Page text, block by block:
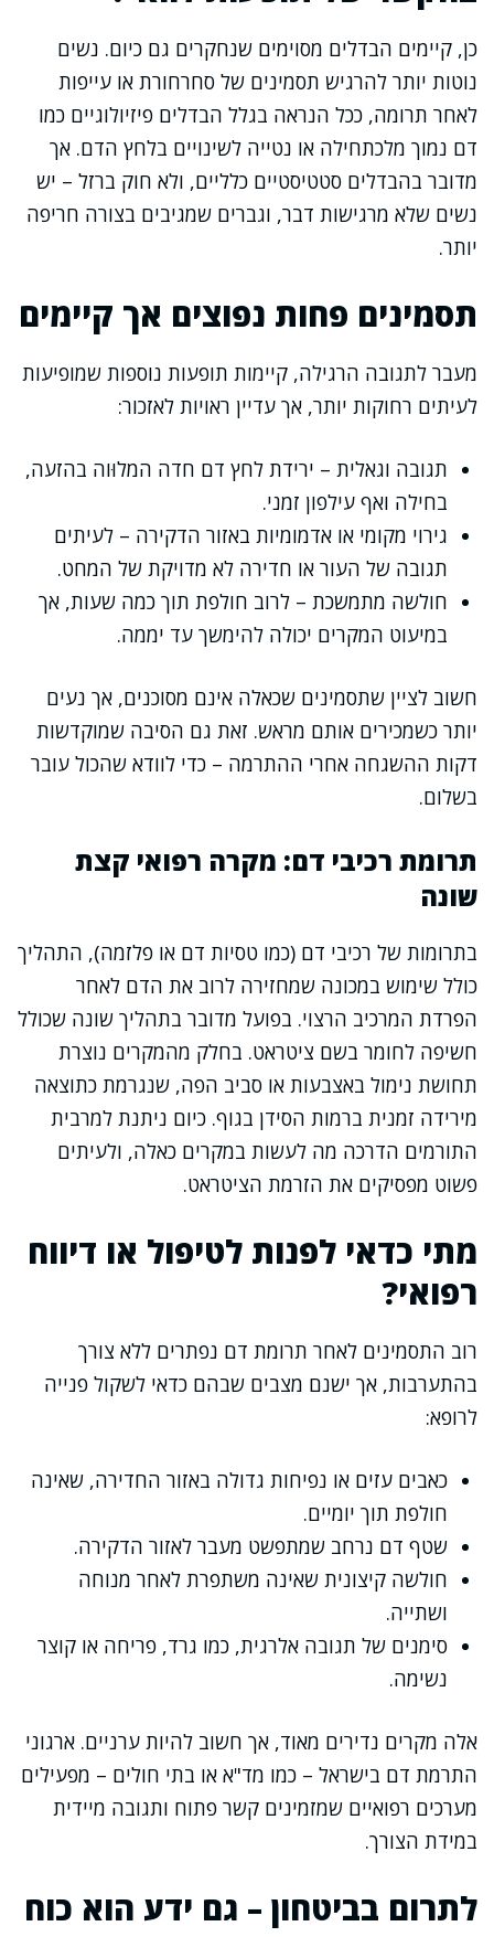
כן, קיימים הבדלים מסוימים שנחקרים גם כיום. נשים
נוטות יותר להרגיש תסמינים של סחרחורת או עייפות
לאחר תרומה, ככל הנראה בגלל הבדלים פיזיולוגיים כמו
דם נמוך מלכתחילה או נטייה לשינויים בלחץ הדם. אך
מדובר בהבדלים סטטיסטיים כלליים, ולא חוק ברזל – יש
נשים שלא מרגישות דבר, וגברים שמגיבים בצורה חריפה
יותר.
תסמינים פחות נפוצים אך קיימים
מעבר לתגובה הרגילה, קיימות תופעות נוספות שמופיעות
לעיתים רחוקות יותר, אך עדיין ראויות לאזכור:
תגובה וגאלית – ירידת לחץ דם חדה המלוּוה בהזעה,
בחילה ואף עילפון זמני.
גירוי מקומי או אדמומיות באזור הדקירה – לעיתים
תגובה של העור או חדירה לא מדויקת של המחט.
חולשה מתמשכת – לרוב חולפת תוך כמה שעות, אך
במיעוט המקרים יכולה להימשך עד יממה.
חשוב לציין שתסמינים שכאלה אינם מסוכנים, אך נעים
יותר כשמכירים אותם מראש. זאת גם הסיבה שמוקדשות
דקות ההשגחה אחרי ההתרמה – כדי לוודא שהכול עובר
בשלום.
תרומת רכיבי דם: מקרה רפואי קצת
שונה
בתרומות של רכיבי דם (כמו טסיות דם או פלזמה), התהליך
כולל שימוש במכונה שמחזירה לרוב את הדם לאחר
הפרדת המרכיב הרצוי. בפועל מדובר בתהליך שונה שכולל
חשיפה לחומר בשם ציטראט. בחלק מהמקרים נוצרת
תחושת נימול באצבעות או סביב הפה, שנגרמת כתוצאה
מירידה זמנית ברמות הסידן בגוף. כיום ניתנת למרבית
התורמים הדרכה מה לעשות במקרים כאלה, ולעיתים
פשוט מפסיקים את הזרמת הציטראט.
מתי כדאי לפנות לטיפול או דיווח
רפואי?
רוב התסמינים לאחר תרומת דם נפתרים ללא צורך
בהתערבות, אך ישנם מצבים שבהם כדאי לשקול פנייה
לרופא:
כאבים עזים או נפיחות גדולה באזור החדירה, שאינה
חולפת תוך יומיים.
שטף דם נרחב שמתפשט מעבר לאזור הדקירה.
חולשה קיצונית שאינה משתפרת לאחר מנוחה
ושתייה.
סימנים של תגובה אלרגית, כמו גרד, פריחה או קוצר
נשימה.
אלה מקרים נדירים מאוד, אך חשוב להיות ערניים. ארגוני
התרמת דם בישראל – כמו מד"א או בתי חולים – מפעילים
מערכים רפואיים שמזמינים קשר פתוח ותגובה מיידית
במידת הצורך.
לתרום בביטחון – גם ידע הוא כוח